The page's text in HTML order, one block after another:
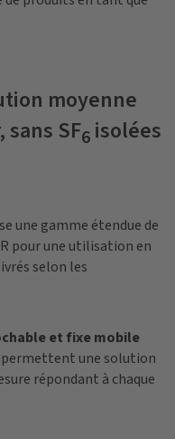
moyenne
SF6 isolées
une gamme étendue de
pour une utilisation en
selon les
et fixe mobile
permettent une solution
répondant à chaque